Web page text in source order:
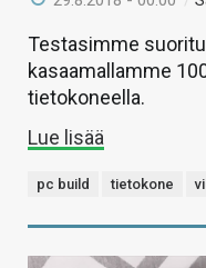
Testasimme
kasaamallamme
tietokoneella.
Lue lisää
pc build tietokone